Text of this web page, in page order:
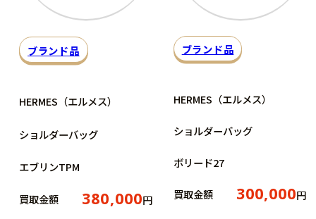
ブランド品
HERMES（エルメス）
ショルダーバッグ
エブリンTPM
買取金額 380,000円
ブランド品
HERMES（エルメス）
ショルダーバッグ
ボリード27
買取金額 300,000円